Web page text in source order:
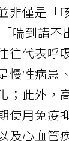
非僅是「
喘到講不
往代表呼
慢性病患、
；此外，
使用免疫
及心血管